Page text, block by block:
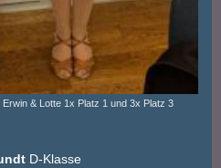
& Lotte 1x Platz 1 und 3x Platz 3
D-Klasse